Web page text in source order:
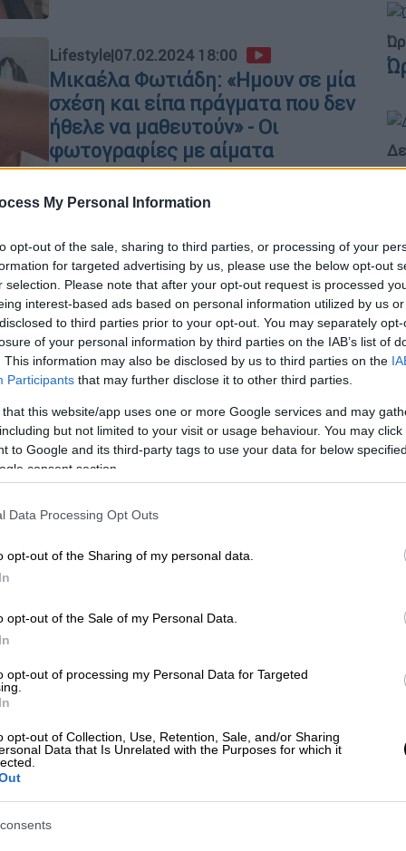
My Personal Information
opt-out of the sale, sharing to third parties, or processing of your
for targeted advertising by us, please use the below opt-out
selection. Please note that after your opt-out request is processed
interest-based ads based on personal information utilized by us
to third parties prior to your opt-out. You may separately
of your personal information by third parties on the IAB’s list of
This information may also be disclosed by us to third parties on the
Participants that may further disclose it to other third parties.
that this website/app uses one or more Google services and may
but not limited to your visit or usage behaviour. You may
to Google and its third-party tags to use your data for below
consent section.
Data Processing Opt Outs
opt-out of the Sharing of my personal data.
opt-out of the Sale of my Personal Data.
opt-out of processing my Personal Data for Targeted
opt-out of Collection, Use, Retention, Sale, and/or Sharing
Data that Is Unrelated with the Purposes for which it
Lifestyle|07.02.2024 18:00
Μικαέλα Φωτιάδη: «Ημουν σε μία
σχέση και είπα πράγματα που δεν
ήθελε να μαθευτούν» - Οι
φωτογραφίες με αίματα
έπεσε το γνωστό μοντέλο, Μικαέλα
που ανήρτησε στα social media
Lifestyle|04.06.2022 17:42
Ειρήνη Βολιώτη: Η Σταρ Ελλάς
2022 κατήγγειλε τον πρώην
σύντροφό της για ξυλοδαρμό
Αλληλομηνύσεις και αυτόφωρα για τη
«βασίλισσα» των Ελληνικών
Καλλιστείων 2022 και τον πρώην
Ελλάδα|18.11.2021 16:38
Σταρ Ελλάς
ώρα που έβγαινε από το σπίτι της